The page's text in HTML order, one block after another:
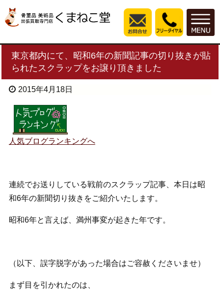
東京都内にて、昭和6年の新聞記事の切り抜きが貼
られたスクラップをお譲り頂きました
2015年4月18日
人気ブログランキングへ
連続でお送りしている戦前のスクラップ記事、本日は昭
和6年の新聞切り抜きをご紹介いたします。
昭和6年と言えば、満州事変が起きた年です。
（以下、誤字脱字があった場合はご容赦くださいませ）
まず目を引かれたのは、